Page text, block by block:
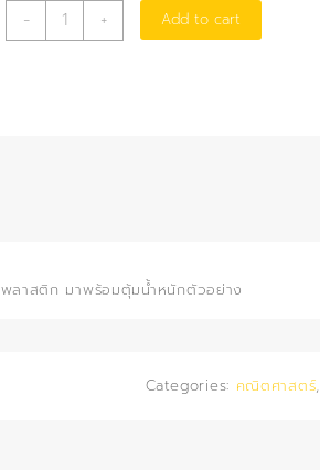
-
เครื่อง
ชั่ง
+ Add to cart
ลาสติก มาพร้อมตุ้มน้ำหนักตัวอย่าง
Categories: คณิตศาสตร์,